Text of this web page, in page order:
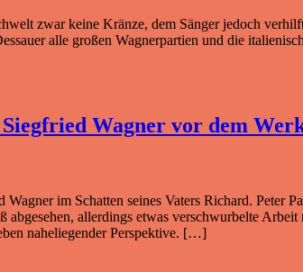
zwar keine Kränze, dem Sänger jedoch
alle großen Wagnerpartien und die
Wagner vor dem
im Schatten seines Vaters Richard. Peter
abgesehen, allerd­ings etwas verschwurbelte
naheliegender Perspektive. […]